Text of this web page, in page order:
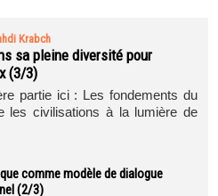
Krabch
sa pleine diversité pour
(3/3)
partie ici : Les fondements du
les civilisations à la lumière de
comme modèle de dialogue
(2/3)